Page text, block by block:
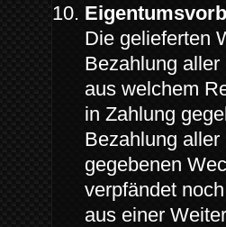
Die gelieferten
Bezahlung
aus welchem
in Zahlung
Bezahlung
gegebenen
verpfändet
aus einer